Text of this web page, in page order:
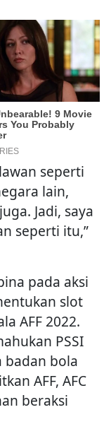
seperti
lain,
Jadi, saya
seperti itu,”
pada aksi
slot
AFF 2022.
PSSI
badan bola
AFF, AFC
beraksi